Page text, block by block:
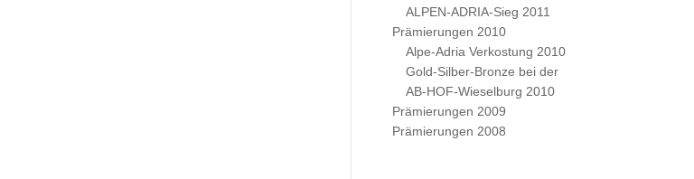
ALPEN-ADRIA-Sieg 2011
Prämierungen 2010
Alpe-Adria Verkostung 2010
Gold-Silber-Bronze bei der
AB-HOF-Wieselburg 2010
Prämierungen 2009
Prämierungen 2008